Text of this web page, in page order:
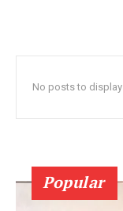
No posts to display
Popular